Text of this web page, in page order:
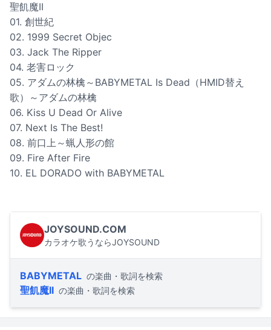
聖飢魔II
01. 創世紀
02. 1999 Secret Objec
03. Jack The Ripper
04. 老害ロック
05. アダムの林檎～BABYMETAL Is Dead（HMID替え
歌）～アダムの林檎
06. Kiss U Dead Or Alive
07. Next Is The Best!
08. 前口上～蝋人形の館
09. Fire After Fire
10. EL DORADO with BABYMETAL
JOYSOUND.COM
カラオケ歌うならJOYSOUND
BABYMETAL の楽曲・歌詞を検索
聖飢魔II の楽曲・歌詞を検索